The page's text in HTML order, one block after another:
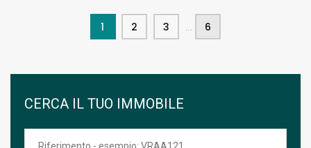
1 2 3 6
CERCA IL TUO IMMOBILE